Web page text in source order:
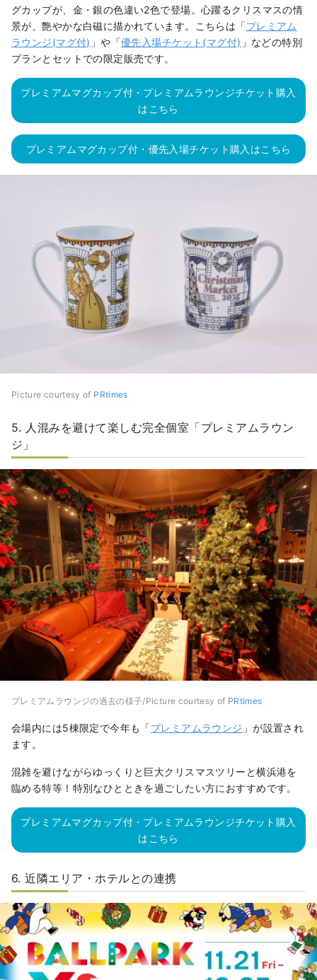
グカップが、金・銀の色違い2色で登場。心躍るクリスマスの情
景が、艶やかな白磁に描かれています。こちらは「プレミアム
ラウンジ(マグ付) 」や「優先入場チケット(マグ付) 」などの特別
プランとセットでの限定販売です。
プレミアムマグカップ付・プレミアムラウンジチケット購入
はこちら
プレミアムマグカップ付・優先入場チケット購入はこちら
Picture courtesy of PRtimes
5. 人混みを避けて楽しむ完全個室「プレミアムラウン
ジ」
プレミアムラウンジの過去の様子/Picture courtesy of PRtimes
会場内には5棟限定で今年も「プレミアムラウンジ 」が設置され
ます。
混雑を避けながらゆっくりと巨大クリスマスツリーと横浜港を
臨める特等！特別なひとときを過ごしたい方におすすめです。
プレミアムマグカップ付・プレミアムラウンジチケット購入
はこちら
6. 近隣エリア・ホテルとの連携